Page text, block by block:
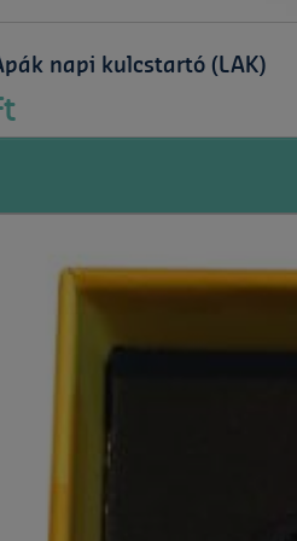
napi kulcstartó (LAK)